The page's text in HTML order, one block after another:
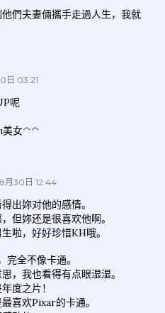
們夫妻倆攜手走過人生，我就
日 03:21
呢
美女^^
月30日 12:44
出妳对他的感情。
但妳还是很喜欢他啊。
啦，好好珍惜KH哦。
全不像卡通。
，我也看得有点眼湿湿。
度之片！
喜欢Pixar的卡通。